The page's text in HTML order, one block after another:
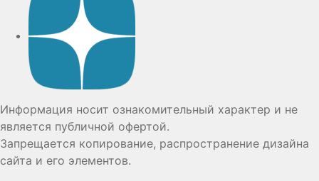
Информация носит ознакомительный характер и не
является публичной офертой.
Запрещается копирование, распространение дизайна
сайта и его элементов.